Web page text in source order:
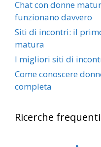
Chat con donne
funzionano davvero
Siti di incontri: il
matura
I migliori siti di
Come conoscere
completa
Ricerche frequenti